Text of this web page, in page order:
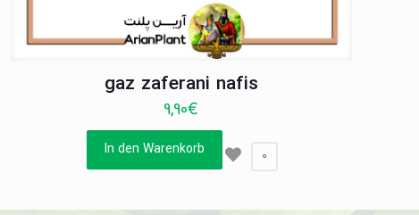
gaz zaferani nafis
9,90€
In den Warenkorb 0